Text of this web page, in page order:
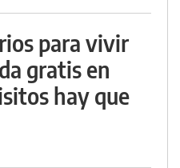
para vivir
gratis en
hay que